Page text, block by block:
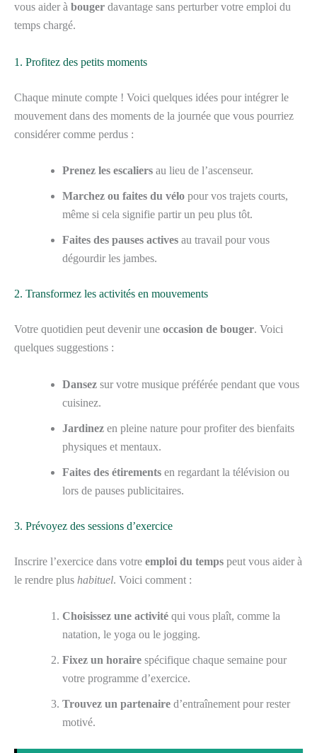
vous aider à bouger davantage sans perturber votre emploi du
temps chargé.
1. Profitez des petits moments
Chaque minute compte ! Voici quelques idées pour intégrer le
mouvement dans des moments de la journée que vous pourriez
considérer comme perdus :
Prenez les escaliers au lieu de l’ascenseur.
Marchez ou faites du vélo pour vos trajets courts,
même si cela signifie partir un peu plus tôt.
Faites des pauses actives au travail pour vous
dégourdir les jambes.
2. Transformez les activités en mouvements
Votre quotidien peut devenir une occasion de bouger. Voici
quelques suggestions :
Dansez sur votre musique préférée pendant que vous
cuisinez.
Jardinez en pleine nature pour profiter des bienfaits
physiques et mentaux.
Faites des étirements en regardant la télévision ou
lors de pauses publicitaires.
3. Prévoyez des sessions d’exercice
Inscrire l’exercice dans votre emploi du temps peut vous aider à
le rendre plus habituel. Voici comment :
Choisissez une activité qui vous plaît, comme la
natation, le yoga ou le jogging.
Fixez un horaire spécifique chaque semaine pour
votre programme d’exercice.
Trouvez un partenaire d’entraînement pour rester
motivé.